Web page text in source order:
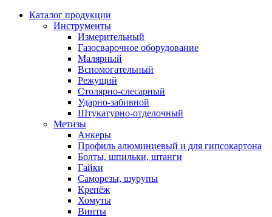
Каталог продукции
Инструменты
Измерительный
Газосварочное оборудование
Малярный
Вспомогательный
Режущий
Столярно-слесарный
Ударно-забивной
Штукатурно-отделочный
Метизы
Анкеры
Профиль алюминиевый и для гипсокартона
Болты, шпильки, штанги
Гайки
Саморезы, шурупы
Крепёж
Хомуты
Винты